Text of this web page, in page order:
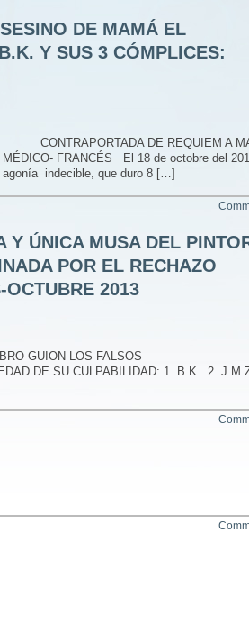
DE MAMÁ EL
Y SUS 3 CÓMPLICES:
DE REQUIEM A
FRANCÉS El 18 de octobre del
indecible, que duro 8 […]
Y ÚNICA MUSA DEL
POR EL RECHAZO
OCTUBRE 2013
GUION LOS FALSOS
DE SU CULPABILIDAD: 1. B.K. 2.